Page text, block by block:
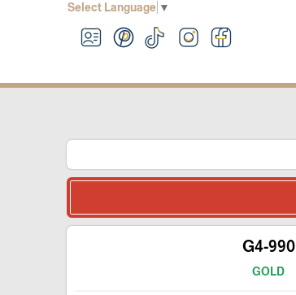
Select Language ▼
G4-990
GOLD